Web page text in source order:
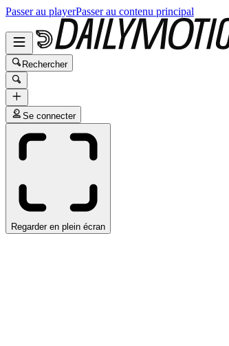
Passer au playerPasser au contenu principal
Rechercher
Se connecter
Regarder en plein écran